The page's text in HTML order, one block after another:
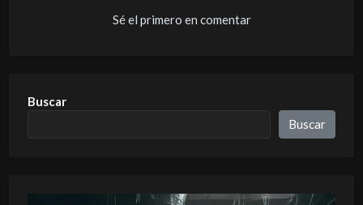
Sé el primero en comentar
Buscar
Buscar